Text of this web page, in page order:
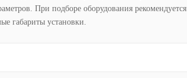
При подборе оборудования рекомендуется
габариты установки.